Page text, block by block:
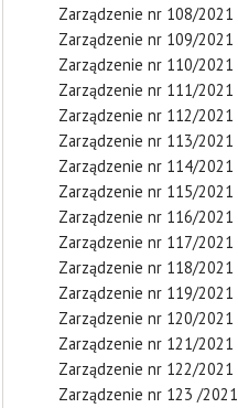
Zarządzenie nr 108/2021
Zarządzenie nr 109/2021
Zarządzenie nr 110/2021
Zarządzenie nr 111/2021
Zarządzenie nr 112/2021
Zarządzenie nr 113/2021
Zarządzenie nr 114/2021
Zarządzenie nr 115/2021
Zarządzenie nr 116/2021
Zarządzenie nr 117/2021
Zarządzenie nr 118/2021
Zarządzenie nr 119/2021
Zarządzenie nr 120/2021
Zarządzenie nr 121/2021
Zarządzenie nr 122/2021
Zarządzenie nr 123 /2021